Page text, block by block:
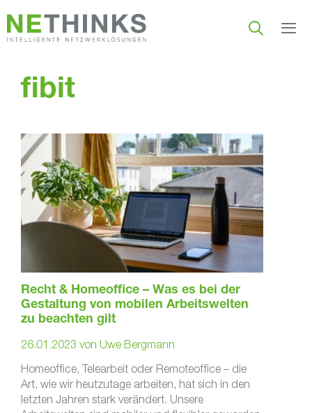
Inhalt
springen
fibit
Recht & Homeoffice – Was es bei der
Gestaltung von mobilen Arbeitswelten
zu beachten gilt
26.01.2023 von Uwe Bergmann
Homeoffice, Telearbeit oder Remoteoffice – die
Art, wie wir heutzutage arbeiten, hat sich in den
letzten Jahren stark verändert. Unsere